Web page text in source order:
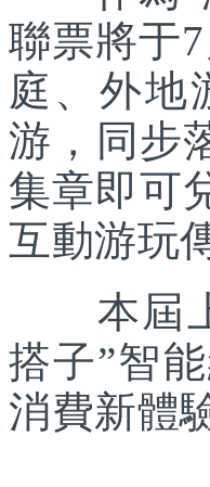
聯票將于
庭、外地
游，同步
集章即可
互動游玩
本屆上
搭子”智
消費新體